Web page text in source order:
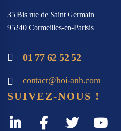
35 Bis rue de Saint Germain
95240 Cormeilles-en-Parisis
01 77 62 52 52
contact@hoi-anh.com
SUIVEZ-NOUS !